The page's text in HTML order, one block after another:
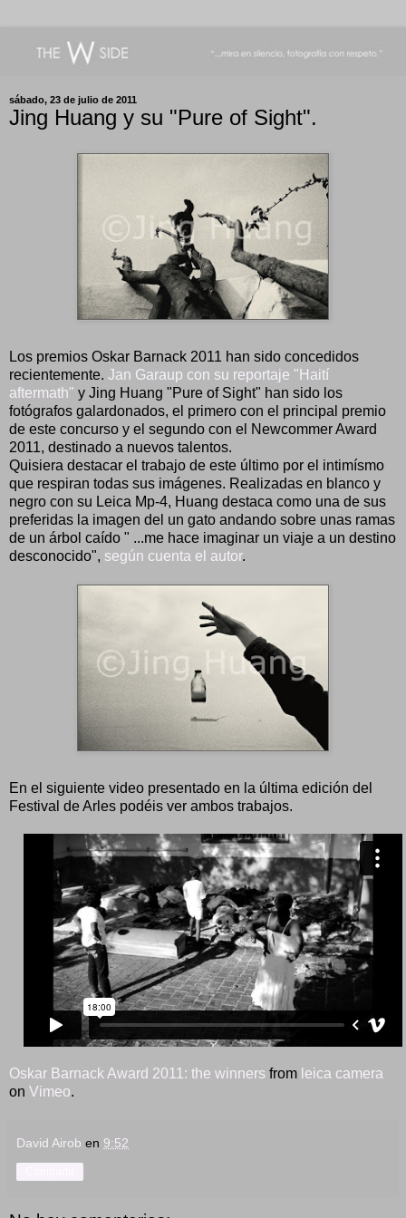
sábado, 23 de julio de 2011
Jing Huang y su "Pure of Sight".
Los premios Oskar Barnack 2011 han sido concedidos
recientemente. Jan Garaup con su reportaje "Haití
aftermath" y Jing Huang "Pure of Sight" han sido los
fotógrafos galardonados, el primero con el principal premio
de este concurso y el segundo con el Newcommer Award
2011, destinado a nuevos talentos.
Quisiera destacar el trabajo de este último por el intimísmo
que respiran todas sus imágenes. Realizadas en blanco y
negro con su Leica Mp-4, Huang destaca como una de sus
preferidas la imagen del un gato andando sobre unas ramas
de un árbol caído " ...me hace imaginar un viaje a un destino
desconocido", según cuenta el autor.
En el siguiente video presentado en la última edición del
Festival de Arles podéis ver ambos trabajos.
Oskar Barnack Award 2011: the winners from leica camera
on Vimeo.
David Airob en 9:52